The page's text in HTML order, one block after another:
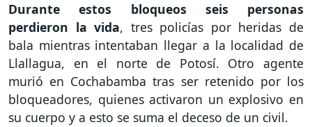
Durante estos bloqueos seis personas
perdieron la vida, tres policías por heridas de
bala mientras intentaban llegar a la localidad de
Llallagua, en el norte de Potosí. Otro agente
murió en Cochabamba tras ser retenido por los
bloqueadores, quienes activaron un explosivo en
su cuerpo y a esto se suma el deceso de un civil.